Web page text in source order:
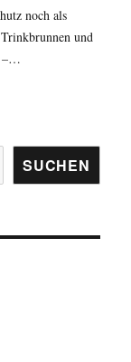
noch als
und
–…
SUCHEN